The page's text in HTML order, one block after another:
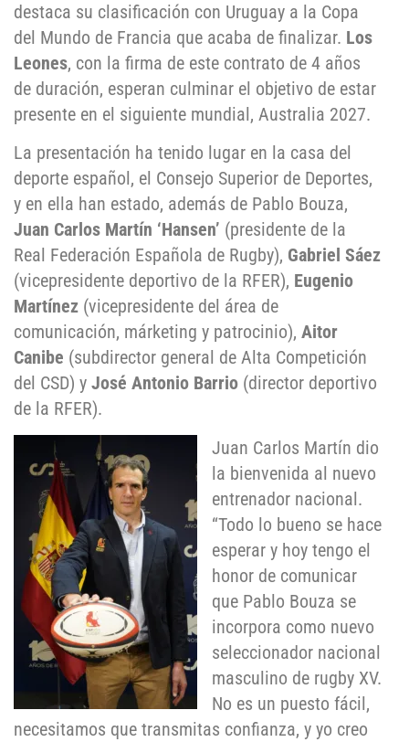
destaca su clasificación con Uruguay a la Copa
del Mundo de Francia que acaba de finalizar. Los
Leones, con la firma de este contrato de 4 años
de duración, esperan culminar el objetivo de estar
presente en el siguiente mundial, Australia 2027.
La presentación ha tenido lugar en la casa del
deporte español, el Consejo Superior de Deportes,
y en ella han estado, además de Pablo Bouza,
Juan Carlos Martín ‘Hansen’ (presidente de la
Real Federación Española de Rugby), Gabriel Sáez
(vicepresidente deportivo de la RFER), Eugenio
Martínez (vicepresidente del área de
comunicación, márketing y patrocinio), Aitor
Canibe (subdirector general de Alta Competición
del CSD) y José Antonio Barrio (director deportivo
de la RFER).
Juan Carlos Martín dio
la bienvenida al nuevo
entrenador nacional.
“Todo lo bueno se hace
esperar y hoy tengo el
honor de comunicar
que Pablo Bouza se
incorpora como nuevo
seleccionador nacional
masculino de rugby XV.
No es un puesto fácil,
necesitamos que transmitas confianza, y yo creo